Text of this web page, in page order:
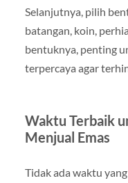
Selanjutnya, pilih
batangan, koin,
bentuknya, penting
terpercaya agar
Waktu Terbaik
Menjual Emas
Tidak ada waktu